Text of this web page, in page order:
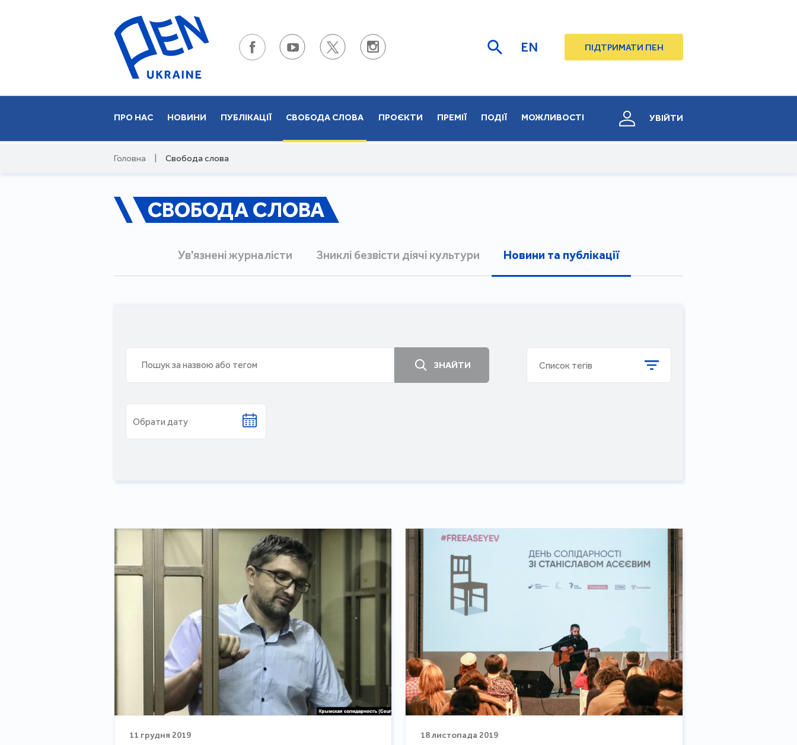
EN ПІДТРИМАТИ ПЕН
ПРО НАС НОВИНИ ПУБЛІКАЦІЇ СВОБОДА СЛОВА ПРОЄКТИ ПРЕМІЇ ПОДІЇ МОЖЛИВОСТІ УВІЙТИ
Головна Свобода слова
СВОБОДА СЛОВА
Ув'язнені журналісти Зниклі безвісти діячі культури Новини та публікації
ЗНАЙТИ Список тегів
11 грудня 2019 18 листопада 2019